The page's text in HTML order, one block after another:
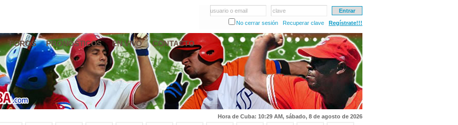
usuario o email
clave
No cerrar sesión
Recuperar clave Regístrate!!!
FOROS PRONÓSTICOS EN VIVO CONTACTO
Hora de Cuba: 10:29 AM, sábado, 8 de agosto de 2026